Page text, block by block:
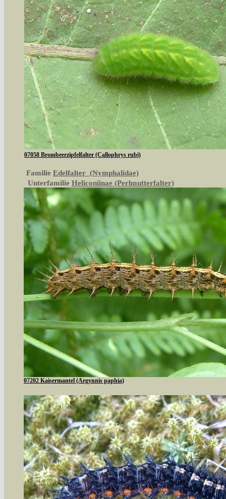
07058 Brombeerzipfelfalter (Callophrys rubi)
Familie Edelfalter (Nymphalidae)
Unterfamilie Heliconiinae (Perlmutterfalter)
07202 Kaisermantel (Argynnis paphia)